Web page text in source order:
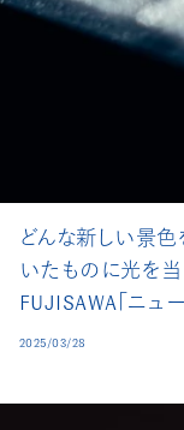
どんな新しい景
いたものに光を
FUJISAWA「ニュ
2025/03/28